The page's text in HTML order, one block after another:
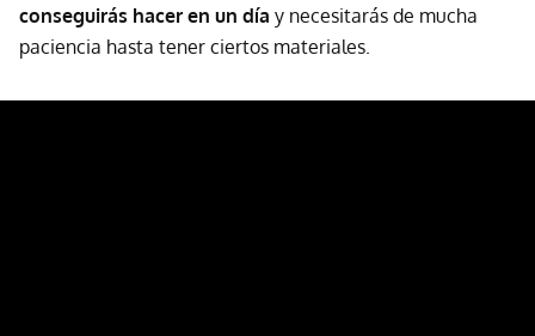
conseguirás hacer en un día y necesitarás de mucha
paciencia hasta tener ciertos materiales.